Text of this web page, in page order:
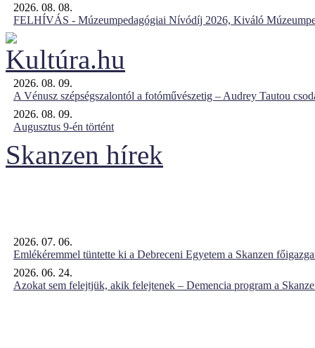
2026. 08. 08.
FELHÍVÁS - Múzeumpedagógiai Nívódíj 2026, Kiváló
2026. 08. 09.
A Vénusz szépségszalontól a fotóművészetig – Audrey Tautou
2026. 08. 09.
Augusztus 9-én történt
Skanzen hírek
2026. 07. 06.
Emlékéremmel tüntette ki a Debreceni Egyetem a Skanzen
2026. 06. 24.
Azokat sem felejtjük, akik felejtenek – Demencia program a